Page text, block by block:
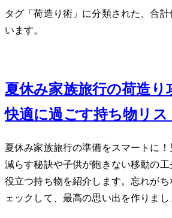
タグ「荷造り術」に分類された、合計
います。
夏休み家族旅行の荷造り
快適に過ごす持ち物リス
夏休み家族旅行の準備をスマートに！
減らす秘訣や子供が飽きない移動の
役立つ持ち物を紹介します。忘れが
ェックして、最高の思い出を作りまし